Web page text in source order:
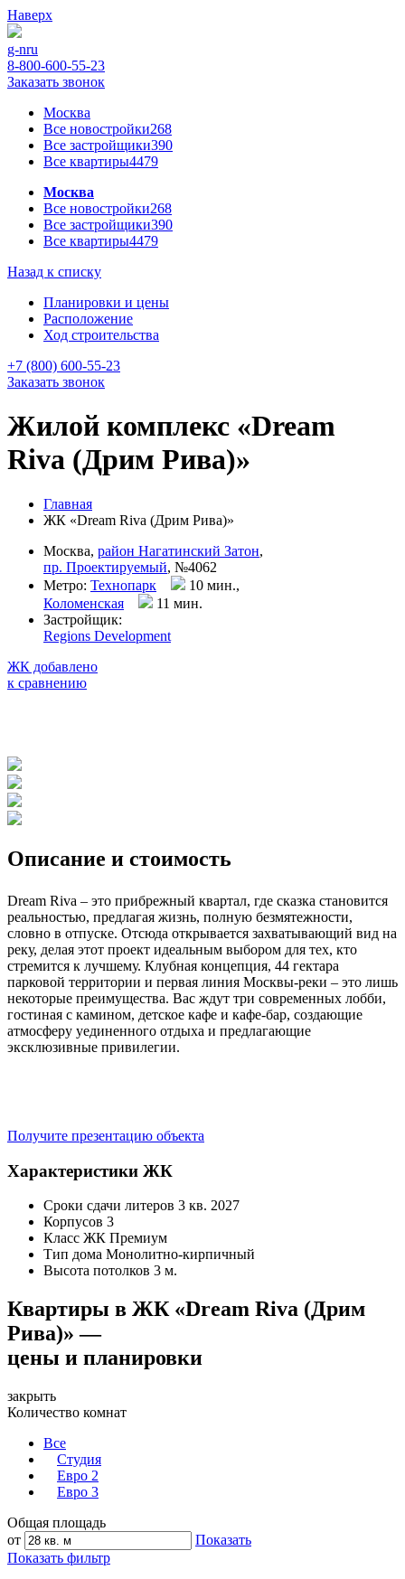
Наверх
g-nru
8-800-600-55-23
Заказать звонок
Москва
Все новостройки268
Все застройщики390
Все квартиры4479
Москва
Все новостройки268
Все застройщики390
Все квартиры4479
Назад к списку
Планировки и цены
Расположение
Ход строительства
+7 (800) 600-55-23
Заказать звонок
Жилой комплекс «Dream
Riva (Дрим Рива)»
Главная
ЖК «Dream Riva (Дрим Рива)»
Москва, район Нагатинский Затон,
пр. Проектируемый, №4062
Метро: Технопарк
10 мин.,
Коломенская
11 мин.
Застройщик:
Regions Development
ЖК добавлено
к сравнению
Описание и стоимость
Dream Riva – это прибрежный квартал, где сказка становится
реальностью, предлагая жизнь, полную безмятежности,
словно в отпуске. Отсюда открывается захватывающий вид на
реку, делая этот проект идеальным выбором для тех, кто
стремится к лучшему. Клубная концепция, 44 гектара
парковой территории и первая линия Москвы-реки – это лишь
некоторые преимущества. Вас ждут три современных лобби,
гостиная с камином, детское кафе и кафе-бар, создающие
атмосферу уединенного отдыха и предлагающие
эксклюзивные привилегии.
Получите презентацию объекта
Характеристики ЖК
Сроки сдачи литеров 3 кв. 2027
Корпусов 3
Класс ЖК Премиум
Тип дома Монолитно-кирпичный
Высота потолков 3 м.
Квартиры в ЖК «Dream Riva (Дрим
Рива)» —
цены и планировки
закрыть
Количество комнат
Все
Студия
Евро 2
Евро 3
Общая площадь
от
Показать
Показать фильтр